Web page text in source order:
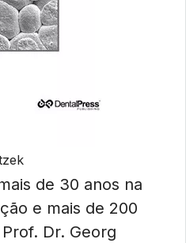
de 30 anos na
e mais de 200
Dr. Georg